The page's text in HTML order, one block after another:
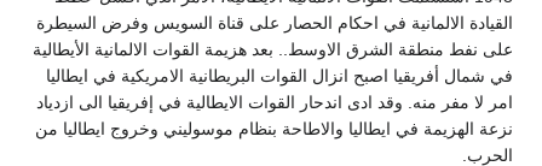
الالمانية في احكام الحصار على قناة السويس وفرض السيطرة
نفط منطقة الشرق الاوسط.. بعد هزيمة القوات الالمانية الأيطالية
شمال أفريقيا اصبح انزال القوات البريطانية الامريكية في ايطاليا
لا مفر منه. وقد ادى اندحار القوات الايطالية في إفريقيا الى ازدياد
الهزيمة في ايطاليا والاطاحة بنظام موسوليني وخروج ايطاليا من